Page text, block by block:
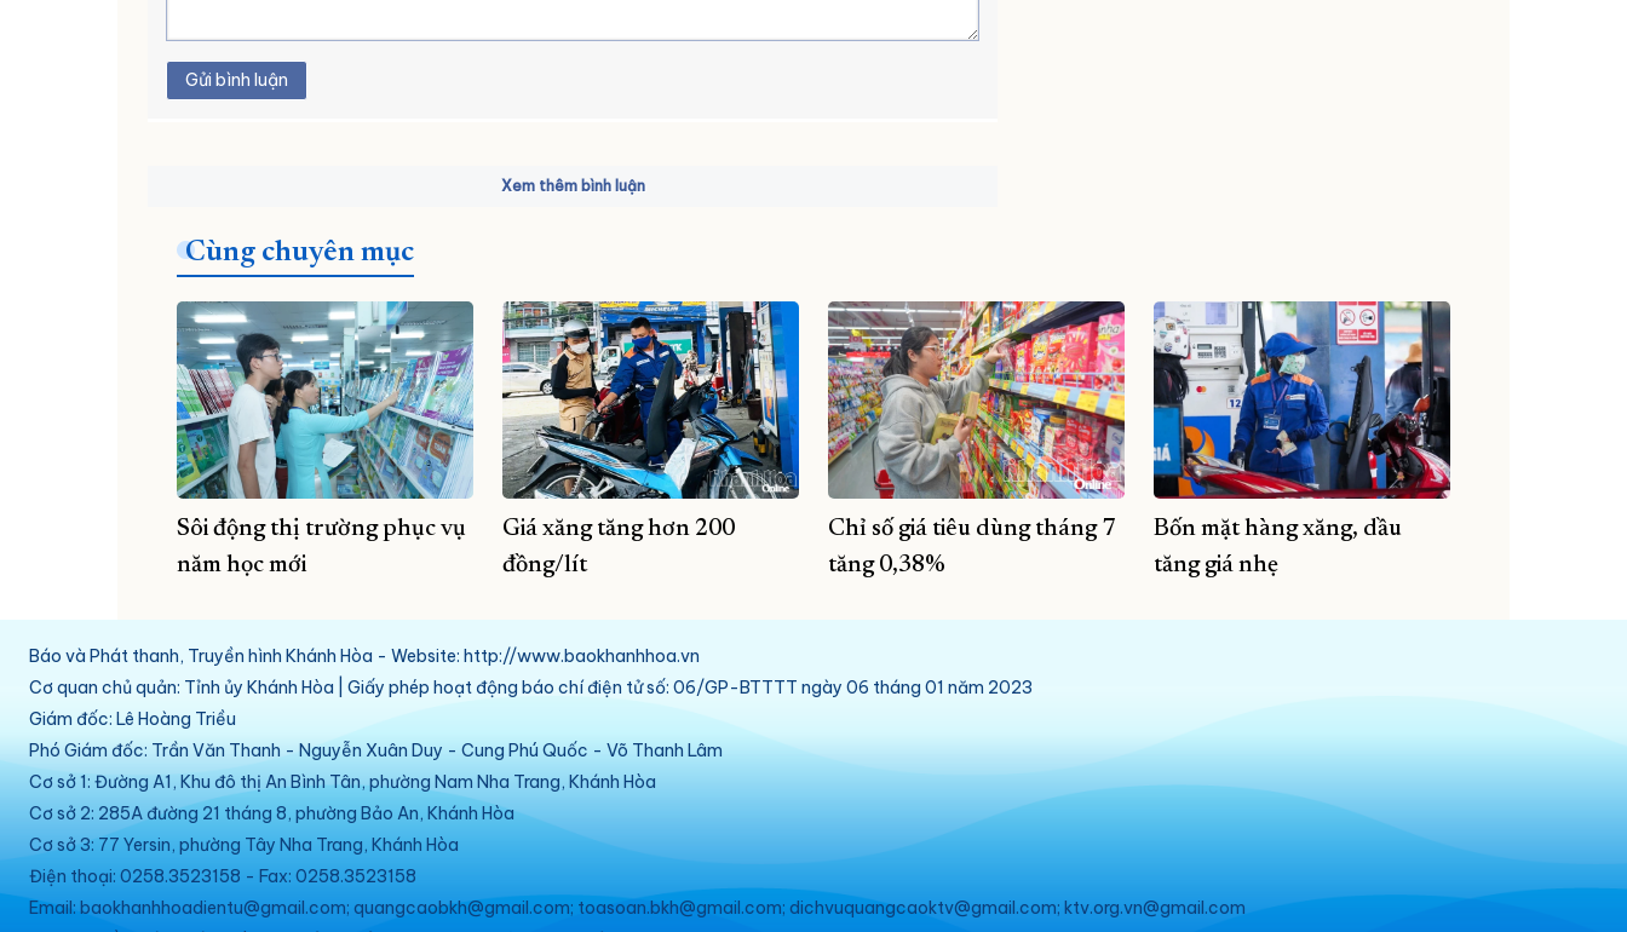
Gửi bình luận
Xem thêm bình luận
Cùng chuyên mục
Sôi động thị trường phục vụ
năm học mới
Giá xăng tăng hơn 200
đồng/lít
Chỉ số giá tiêu dùng tháng 7
tăng 0,38%
Bốn mặt hàng xăng, dầu
tăng giá nhẹ
Báo và Phát thanh, Truyền hình Khánh Hòa - Website: http://www.baokhanhhoa.vn
Cơ quan chủ quản: Tỉnh ủy Khánh Hòa | Giấy phép hoạt động báo chí điện tử số: 06/GP-BTTTT ngày 06 tháng 01 năm 2023
Giám đốc: Lê Hoàng Triều
Phó Giám đốc: Trần Văn Thanh - Nguyễn Xuân Duy - Cung Phú Quốc - Võ Thanh Lâm
Cơ sở 1: Đường A1, Khu đô thị An Bình Tân, phường Nam Nha Trang, Khánh Hòa
Cơ sở 2: 285A đường 21 tháng 8, phường Bảo An, Khánh Hòa
Cơ sở 3: 77 Yersin, phường Tây Nha Trang, Khánh Hòa
Điện thoại: 0258.3523158 - Fax: 0258.3523158
Email: baokhanhhoadientu@gmail.com; quangcaobkh@gmail.com; toasoan.bkh@gmail.com; dichvuquangcaoktv@gmail.com; ktv.org.vn@gmail.com